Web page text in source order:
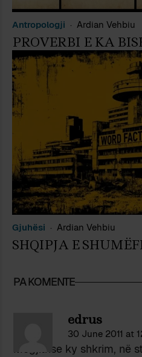
Antropologji Ardian Vehbiu
PROVERBI E KA
Gjuhësi Ardian Vehbiu
SHQIPJA E
PA KOMENTE
edrus
30 June 2011 at
Megjithse ky shkrim, në